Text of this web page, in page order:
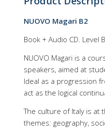
NUOVO Magari B2
Book + Audio CD. Level
NUOVO Magari is a
speakers, aimed at
Ideal as a progression
act as the logical
The culture of Italy is at
themes: geography,